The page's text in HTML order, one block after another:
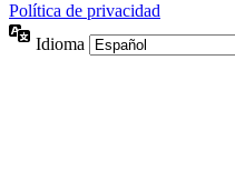
Política de privacidad
Idioma